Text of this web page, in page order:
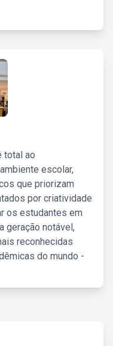
total ao
escolar,
que priorizam
por criatividade
os estudantes em
geração notável,
reconhecidas
do mundo -